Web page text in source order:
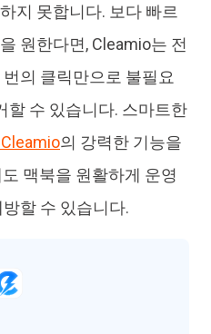
지 못합니다. 보다 빠르
원한다면, Cleamio는 전
의 클릭만으로 불필요
할 수 있습니다. 스마트한
의 강력한 기능을
맥북을 원활하게 운영
할 수 있습니다.